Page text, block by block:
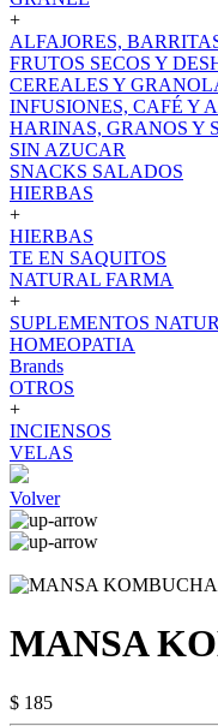
+
ALFAJORES,
FRUTOS SECOS Y
CEREALES Y
INFUSIONES, CAFÉ Y
HARINAS, GRANOS Y
SIN AZUCAR
SNACKS SALADOS
HIERBAS
+
HIERBAS
TE EN SAQUITOS
NATURAL FARMA
+
SUPLEMENTOS
HOMEOPATIA
Brands
OTROS
+
INCIENSOS
VELAS
Volver
MANSA
$ 185